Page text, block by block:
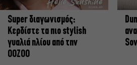
Super διαγωνισμός:
Κερδίστε τα πιο stylish
γυαλιά ηλίου από την
OOZOO